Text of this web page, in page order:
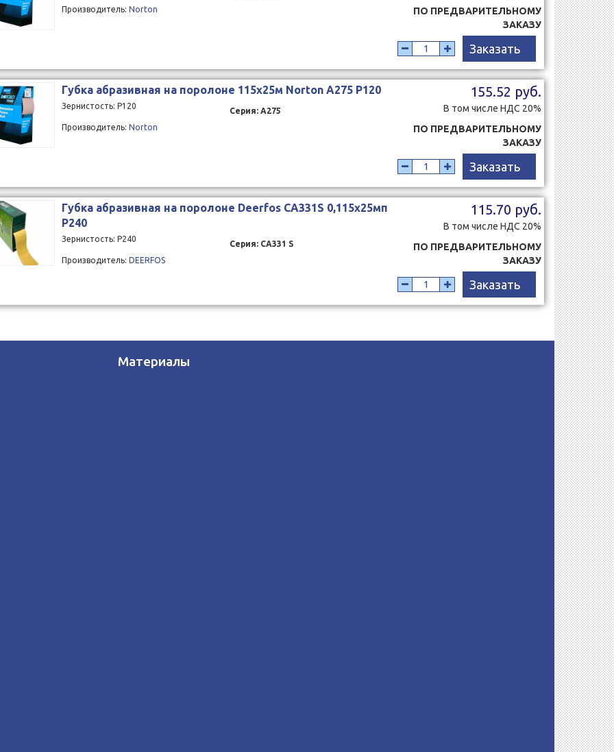
Производитель:Norton
ПО ПРЕДВАРИТЕЛЬНОМУ
ЗАКАЗУ
Заказать
Губка абразивная на поролоне 115x25м Norton A275 Р120
Зернистость: P120
Серия: A275
Производитель:Norton
155.52 руб.
В том числе НДС 20%
ПО ПРЕДВАРИТЕЛЬНОМУ
ЗАКАЗУ
Заказать
Губка абразивная на поролоне Deerfos CA331S 0,115x25мп
Р240
Зернистость: P240
Серия: CA331 S
Производитель:DEERFOS
115.70 руб.
В том числе НДС 20%
ПО ПРЕДВАРИТЕЛЬНОМУ
ЗАКАЗУ
Заказать
Материалы